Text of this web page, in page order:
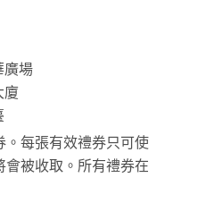
廣場
廈
每張有效禮券只可使
被收取。所有禮券在